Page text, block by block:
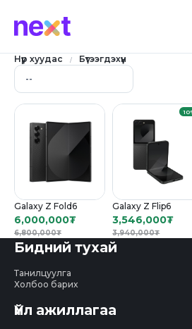
Нүүр хуудас Бүтээгдэхүүн
Galaxy Z Fold6
6,000,000₮
6,800,000₮
Galaxy Z Flip6
3,546,000₮
3,940,000₮
Бидний тухай
Танилцуулга
Холбоо барих
Үйл ажиллагаа